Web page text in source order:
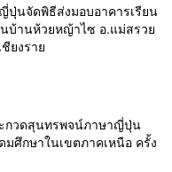
ปุ่นจัดพิธีส่งมอบอาคารเรียน
นบ้านห้วยหญ้าไซ อ.แม่สรวย
ยงราย
กวดสุนทรพจน์ภาษาญี่ปุ่น
มศึกษาในเขตภาคเหนือ ครั้ง